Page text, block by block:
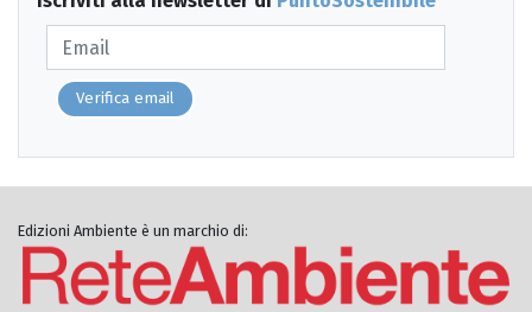
Verifica email
Edizioni Ambiente è un marchio di: